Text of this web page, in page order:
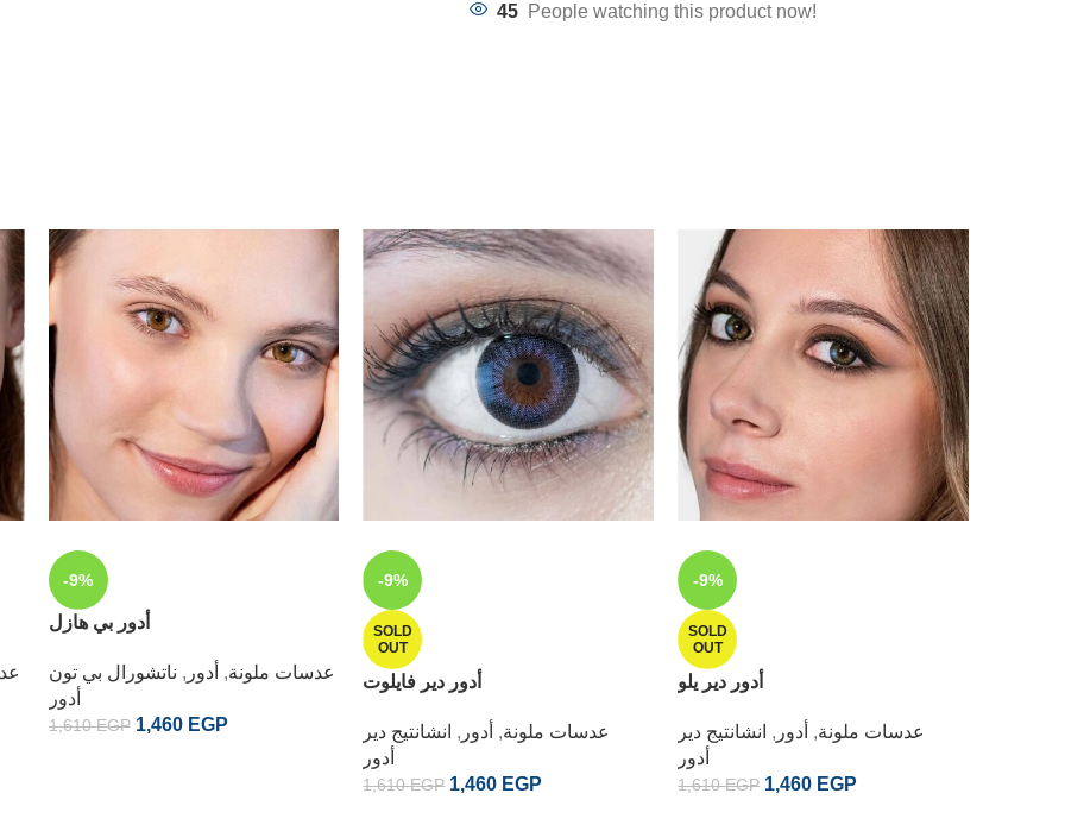
45 People watching this product now!
-9%
أدور بي هازل
عدسات ملونة, أدور , ناتشورال بي تون
أدور
1,610EGP 1,460 EGP
-9%
SOLD
OUT
أدور دير فايلوت
عدسات ملونة, أدور , انشانتيج دير
أدور
1,610EGP 1,460 EGP
-9%
SOLD
OUT
أدور دير يلو
عدسات ملونة, أدور , انشانتيج دير
أدور
1,610EGP 1,460 EGP